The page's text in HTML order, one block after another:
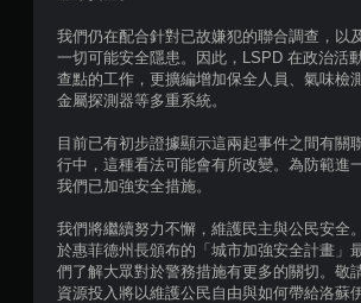
我們仍在配合針對已故嫌犯的聯合調查，以
一切可能安全隱患。因此，LSPD 在政治活
查點的工作，更擴編增加保全人員、氣味檢
金屬探測器等多重系統。
目前已有初步證據顯示這兩起事件之間有關
行中，這種看法可能會有所改變。為防範進
我們已加強安全措施。
我們將繼續努力不懈，維護民主與公民安全
於惠菲德州長頒布的「城市加強安全計畫」
們了解大眾對於警務措施有更多的關切。敬
資源投入將以維護公民自由與如何帶給洛蘇